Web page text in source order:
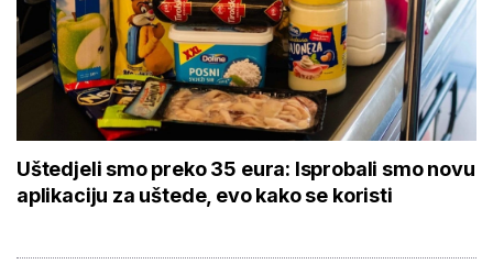
Uštedjeli smo preko 35 eura: Isprobali smo novu
aplikaciju za uštede, evo kako se koristi